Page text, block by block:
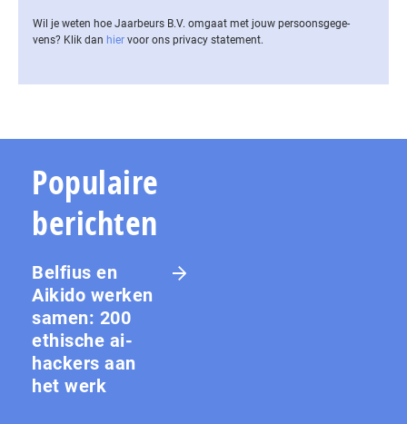
Wil je weten hoe Jaarbeurs B.V. omgaat met jouw per­soons­ge­ge­
vens? Klik dan hier voor ons privacy statement.
Populaire
berichten
Belfius en
Aikido werken
samen: 200
ethische ai-
hackers aan
het werk